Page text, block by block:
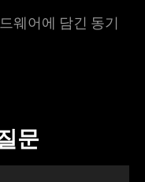
웨어에 담긴 동기
문